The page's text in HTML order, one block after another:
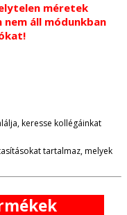
méretek
nem áll módunkban
keresse kollégáinkat
tartalmaz, melyek